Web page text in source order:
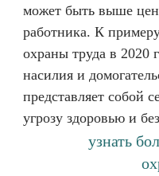
может быть выше
работника. К
охраны труда в 2020
насилия и
представляет собой
угрозу здоровью и
узнать